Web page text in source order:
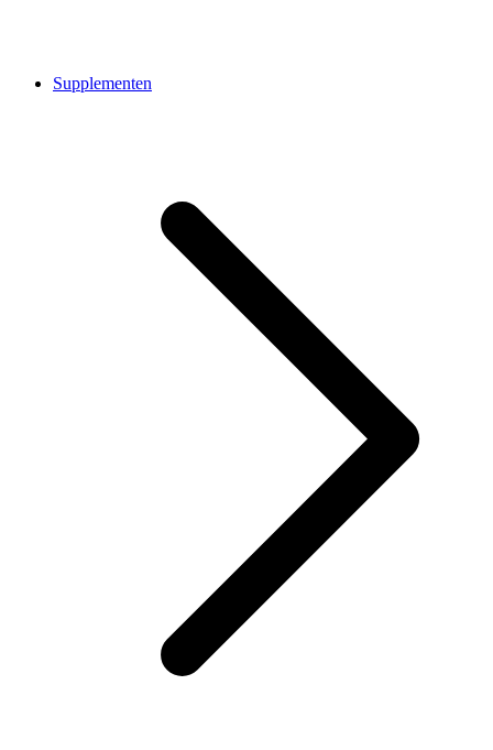
Supplementen